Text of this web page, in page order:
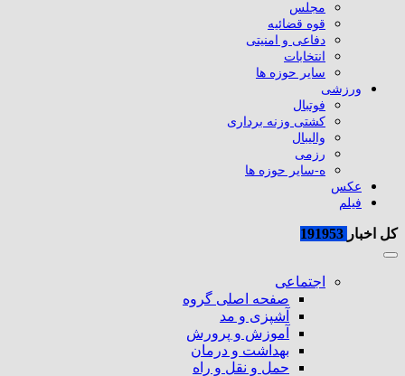
مجلس
قوه قضائیه
دفاعی و امنیتی
انتخابات
سایر حوزه ها
ورزشی
فوتبال
کشتی وزنه برداری
والیبال
رزمی
ه-سایر حوزه ها
عکس
فیلم
کل اخبار
اجتماعی
صفحه اصلی گروه
آشپزی و مد
آموزش و پرورش
بهداشت و درمان
حمل و نقل و راه